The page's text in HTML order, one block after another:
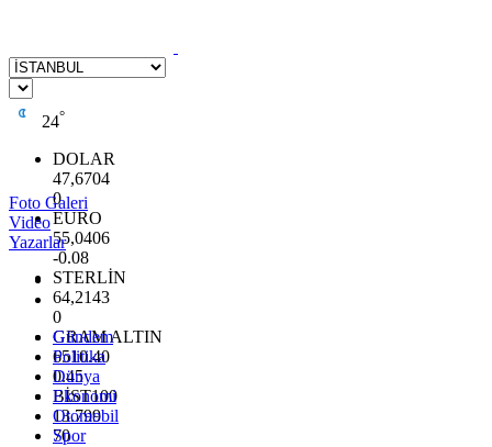
24°
DOLAR
47,6704
0
EURO
55,0406
-0.08
STERLİN
64,2143
0
GRAM ALTIN
6510.40
0.45
BİST100
13.799
70
Foto Galeri
Video
Yazarlar
Gündem
Politika
Dünya
Ekonomi
Otomobil
Spor